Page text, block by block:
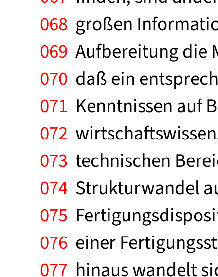
068 großen
069 Aufbereitung die
070 daß ein
071 Kenntnissen auf
072
073 technischen
074 Strukturwandel
075
076 einer
077 hinaus wandelt